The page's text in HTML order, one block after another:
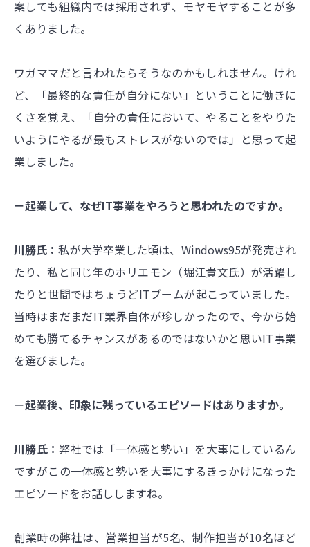
案しても組織内では採用されず、モヤモヤすることが多
くありました。
ワガママだと言われたらそうなのかもしれません。けれ
ど、「最終的な責任が自分にない」ということに働きに
くさを覚え、「自分の責任において、やることをやりた
いようにやるが最もストレスがないのでは」と思って起
業しました。
－起業して、なぜIT事業をやろうと思われたのですか。
川勝氏：私が大学卒業した頃は、Windows95が発売され
たり、私と同じ年のホリエモン（堀江貴文氏）が活躍し
たりと世間ではちょうどITブームが起こっていました。
当時はまだまだIT業界自体が珍しかったので、今から始
めても勝てるチャンスがあるのではないかと思いIT事業
を選びました。
－起業後、印象に残っているエピソードはありますか。
川勝氏：弊社では「一体感と勢い」を大事にしているん
ですがこの一体感と勢いを大事にするきっかけになった
エピソードをお話ししますね。
創業時の弊社は、営業担当が5名、制作担当が10名ほど